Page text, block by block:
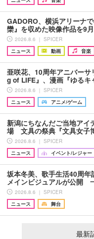
GADORO、横浜アリーナ
欒』を収めた映像作品を
2026.8.6 ｜ SPICER
ニュース
動画 音楽
亜咲花、10周年アニバー
g of LIFE』、漫画『ゆる
2026.8.6 ｜ SPICER
ニュース
アニメ/ゲーム
新潟にちなんだご当地アイ
場 文具の祭典『文具女子
2026.8.6 ｜ SPICER
ニュース
イベント/レジャー
坂本冬美、歌手生活40周
メインビジュアルが公開
2026.8.6 ｜ SPICER
ニュース
舞台
最新